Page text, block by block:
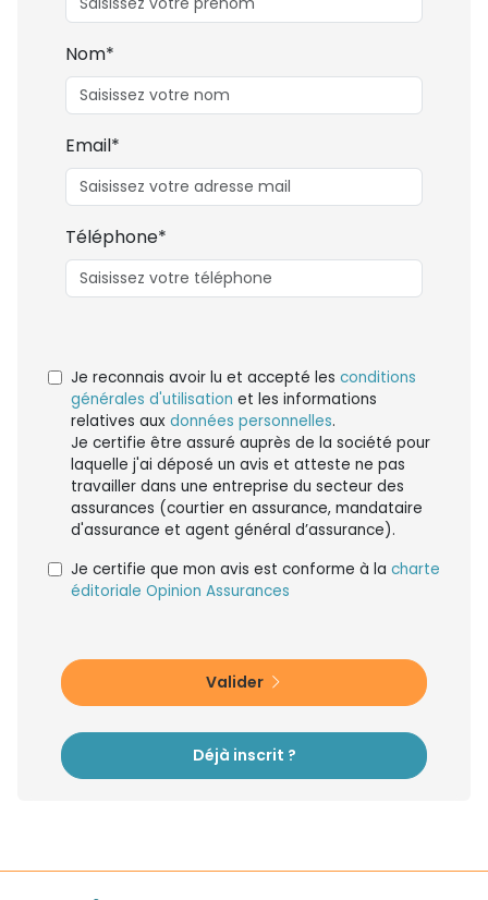
Nom*
Email*
Téléphone*
Je reconnais avoir lu et accepté les conditions
générales d'utilisation et les informations
relatives aux données personnelles.
Je certifie être assuré auprès de la société pour
laquelle j'ai déposé un avis et atteste ne pas
travailler dans une entreprise du secteur des
assurances (courtier en assurance, mandataire
d'assurance et agent général d’assurance).
Je certifie que mon avis est conforme à la charte
éditoriale Opinion Assurances
Valider
Déjà inscrit ?